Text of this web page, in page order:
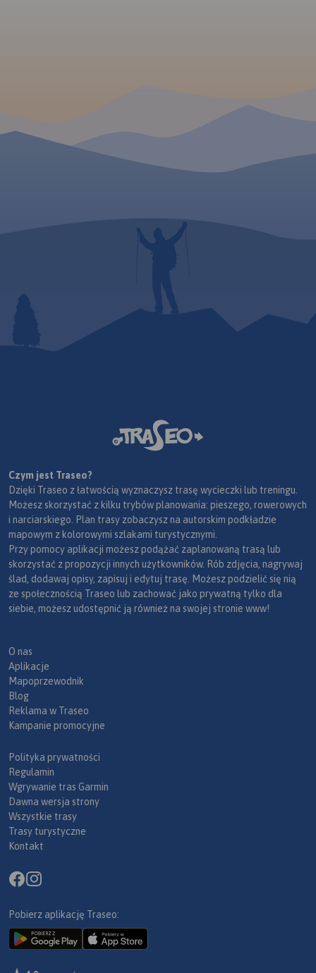
Czym jest Traseo?
Dzięki Traseo z łatwością wyznaczysz trasę wycieczki lub treningu.
Możesz skorzystać z kilku trybów planowania: pieszego, rowerowych
i narciarskiego. Plan trasy zobaczysz na autorskim podkładzie
mapowym z kolorowymi szlakami turystycznymi.
Przy pomocy aplikacji możesz podążać zaplanowaną trasą lub
skorzystać z propozycji innych użytkowników. Rób zdjęcia, nagrywaj
ślad, dodawaj opisy, zapisuj i edytuj trasę. Możesz podzielić się nią
ze społecznością Traseo lub zachować jako prywatną tylko dla
siebie, możesz udostępnić ją również na swojej stronie www!
O nas
Aplikacje
Mapoprzewodnik
Blog
Reklama w Traseo
Kampanie promocyjne
Polityka prywatności
Regulamin
Wgrywanie tras Garmin
Dawna wersja strony
Wszystkie trasy
Trasy turystyczne
Kontakt
Pobierz aplikację Traseo: